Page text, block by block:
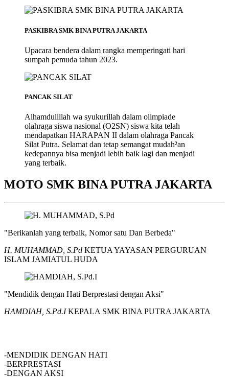
PASKIBRA SMK BINA PUTRA JAKARTA
Upacara bendera dalam rangka memperingati hari
sumpah pemuda tahun 2023.
PANCAK SILAT
Alhamdulillah wa syukurillah dalam olimpiade
olahraga siswa nasional (O2SN) siswa kita telah
mendapatkan HARAPAN II dalam olahraga Pancak
Silat Putra. Selamat dan tetap semangat mudah²an
kedepannya bisa menjadi lebih baik lagi dan menjadi
yang terbaik.
MOTO SMK BINA PUTRA JAKARTA
"Berikanlah yang terbaik, Nomor satu Dan Berbeda"
H. MUHAMMAD, S.Pd KETUA YAYASAN PERGURUAN
ISLAM JAMIATUL HUDA
"Mendidik dengan Hati Berprestasi dengan Aksi"
HAMDIAH, S.Pd.IKEPALA SMK BINA PUTRA JAKARTA
-MENDIDIK DENGAN HATI
-BERPRESTASI
-DENGAN AKSI